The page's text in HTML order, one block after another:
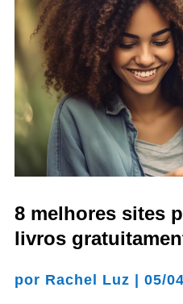
8 melhores sites
livros
por Rachel Luz 05/